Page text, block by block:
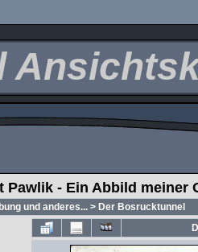
Pawlik - Ein Abbild meiner
und anderes... > Der Bosrucktunnel